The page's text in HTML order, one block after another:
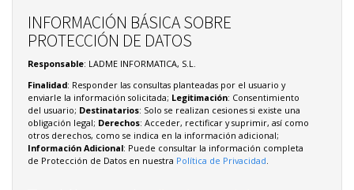
INFORMACIÓN BÁSICA SOBRE
PROTECCIÓN DE DATOS
Responsable: LADME INFORMATICA, S.L.
Finalidad: Responder las consultas planteadas por el usuario y
enviarle la información solicitada; Legitimación: Consentimiento
del usuario; Destinatarios: Solo se realizan cesiones si existe una
obligación legal; Derechos: Acceder, rectificar y suprimir, así como
otros derechos, como se indica en la información adicional;
Información Adicional: Puede consultar la información completa
de Protección de Datos en nuestra Política de Privacidad